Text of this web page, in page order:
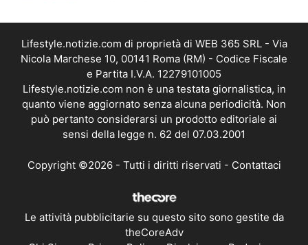
Lifestyle.notizie.com di proprietà di WEB 365 SRL - Via
Nicola Marchese 10, 00141 Roma (RM) - Codice Fiscale
e Partita I.V.A. 12279101005
Lifestyle.notizie.com non è una testata giornalistica, in
quanto viene aggiornato senza alcuna periodicità. Non
può pertanto considerarsi un prodotto editoriale ai
sensi della legge n. 62 del 07.03.2001
Copyright ©2026 - Tutti i diritti riservati - Contattaci
Le attività pubblicitarie su questo sito sono gestite da
theCoreAdv